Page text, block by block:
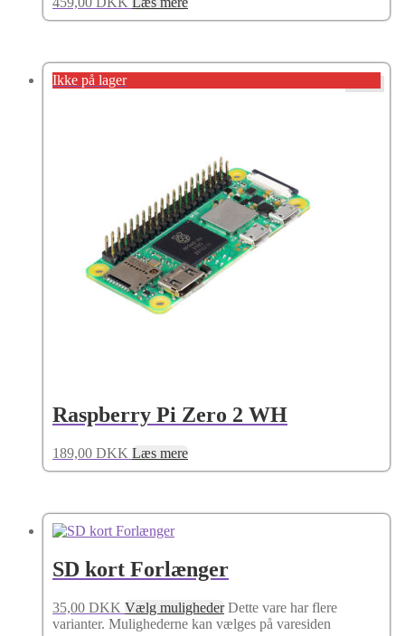
Ikke på lager
Raspberry Pi Zero 2 WH
189,00 DKK Læs mere
SD kort Forlænger
35,00 DKK Vælg muligheder Dette vare har flere
varianter. Mulighederne kan vælges på varesiden